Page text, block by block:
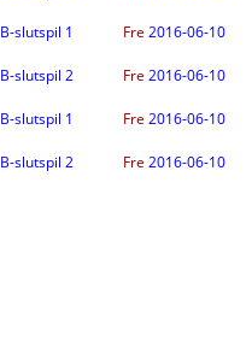
B-slutspil 1 Fre 2016-06-10
B-slutspil 2 Fre 2016-06-10
B-slutspil 1 Fre 2016-06-10
B-slutspil 2 Fre 2016-06-10